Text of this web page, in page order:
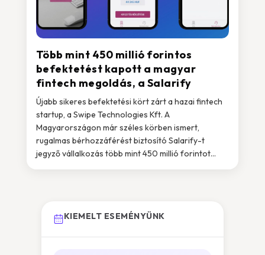
Több mint 450 millió forintos
befektetést kapott a magyar
fintech megoldás, a Salarify
Újabb sikeres befektetési kört zárt a hazai fintech
startup, a Swipe Technologies Kft. A
Magyarországon már széles körben ismert,
rugalmas bérhozzáférést biztosító Salarify-t
jegyző vállalkozás több mint 450 millió forintot...
KIEMELT ESEMÉNYÜNK